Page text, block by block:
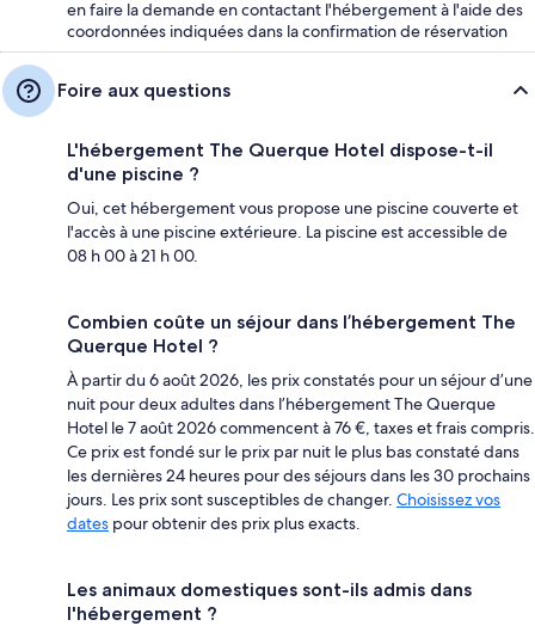
en faire la demande en contactant l'hébergement à l'aide des
coordonnées indiquées dans la confirmation de réservation
Foire aux questions
L'hébergement The Querque Hotel dispose-t-il
d'une piscine ?
Oui, cet hébergement vous propose une piscine couverte et
l'accès à une piscine extérieure. La piscine est accessible de
08 h 00 à 21 h 00.
Combien coûte un séjour dans l’hébergement The
Querque Hotel ?
À partir du 6 août 2026, les prix constatés pour un séjour d’une
nuit pour deux adultes dans l’hébergement The Querque
Hotel le 7 août 2026 commencent à 76 €, taxes et frais compris.
Ce prix est fondé sur le prix par nuit le plus bas constaté dans
les dernières 24 heures pour des séjours dans les 30 prochains
jours. Les prix sont susceptibles de changer. Choisissez vos
dates pour obtenir des prix plus exacts.
Les animaux domestiques sont-ils admis dans
l'hébergement ?